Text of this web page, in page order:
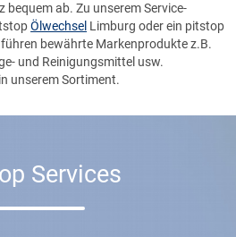
bequem ab. Zu unserem Service-
Ölwechsel Limburg oder ein pitstop
bewährte Markenprodukte z.B.
und Reinigungsmittel usw.
unserem Sortiment.
Services